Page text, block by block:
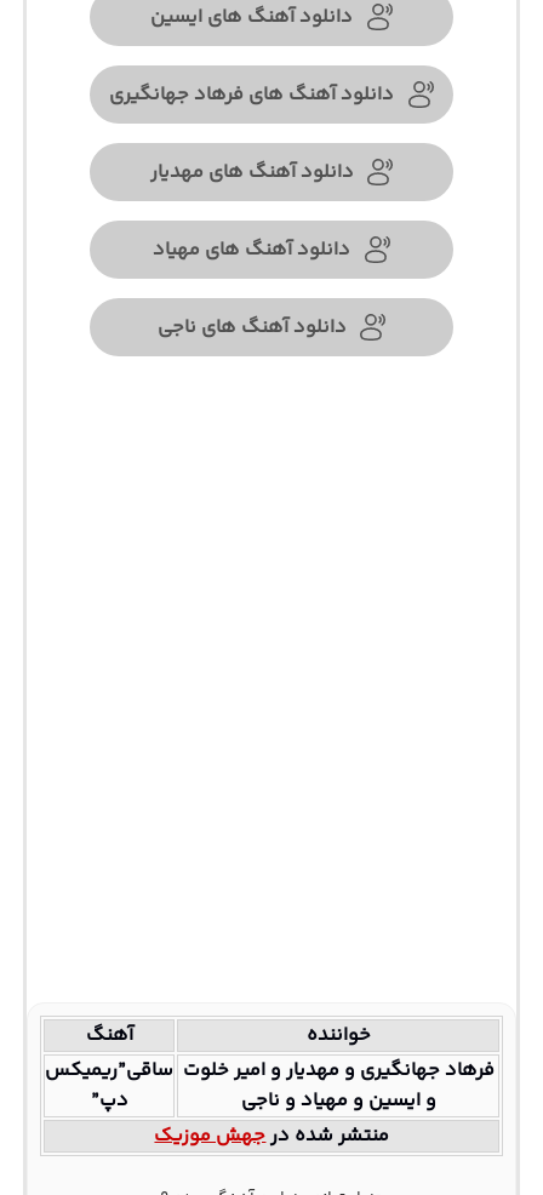
دانلود آهنگ های ایسین
دانلود آهنگ های فرهاد جهانگیری
دانلود آهنگ های مهدیار
دانلود آهنگ های مهیاد
دانلود آهنگ های ناجی
خواننده
آهنگ
فرهاد جهانگیری و مهدیار و امیر خلوت
و ایسین و مهیاد و ناجی
ساقی”ریمیکس
دپ”
منتشر شده درجهش موزیک